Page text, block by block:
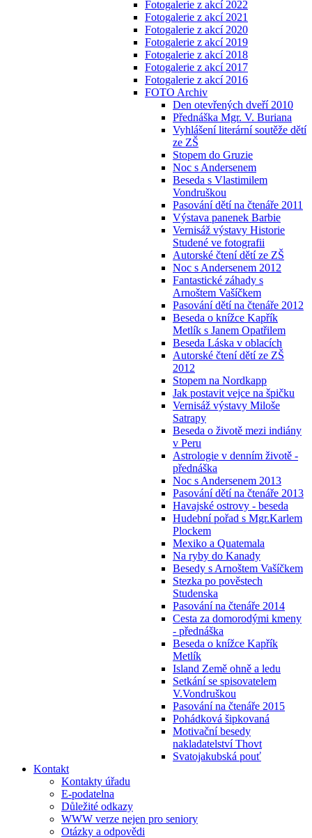
Fotogalerie z akcí 2022
Fotogalerie z akcí 2021
Fotogalerie z akcí 2020
Fotogalerie z akcí 2019
Fotogalerie z akcí 2018
Fotogalerie z akcí 2017
Fotogalerie z akcí 2016
FOTO Archiv
Den otevřených dveří 2010
Přednáška Mgr. V. Buriana
Vyhlášení literární soutěže dětí
ze ZŠ
Stopem do Gruzie
Noc s Andersenem
Beseda s Vlastimilem
Vondruškou
Pasování dětí na čtenáře 2011
Výstava panenek Barbie
Vernisáž výstavy Historie
Studené ve fotografii
Autorské čtení dětí ze ZŠ
Noc s Andersenem 2012
Fantastické záhady s
Arnoštem Vašíčkem
Pasování dětí na čtenáře 2012
Beseda o knížce Kapřík
Metlík s Janem Opatřilem
Beseda Láska v oblacích
Autorské čtení dětí ze ZŠ
2012
Stopem na Nordkapp
Jak postavit vejce na špičku
Vernisáž výstavy Miloše
Satrapy
Beseda o životě mezi indiány
v Peru
Astrologie v denním životě -
přednáška
Noc s Andersenem 2013
Pasování dětí na čtenáře 2013
Havajské ostrovy - beseda
Hudební pořad s Mgr.Karlem
Plockem
Mexiko a Quatemala
Na ryby do Kanady
Besedy s Arnoštem Vašíčkem
Stezka po pověstech
Studenska
Pasování na čtenáře 2014
Cesta za domorodými kmeny
- přednáška
Beseda o knížce Kapřík
Metlík
Island Země ohně a ledu
Setkání se spisovatelem
V.Vondruškou
Pasování na čtenáře 2015
Pohádková šipkovaná
Motivační besedy
nakladatelství Thovt
Svatojakubská pouť
Kontakt
Kontakty úřadu
E-podatelna
Důležité odkazy
WWW verze nejen pro seniory
Otázky a odpovědi